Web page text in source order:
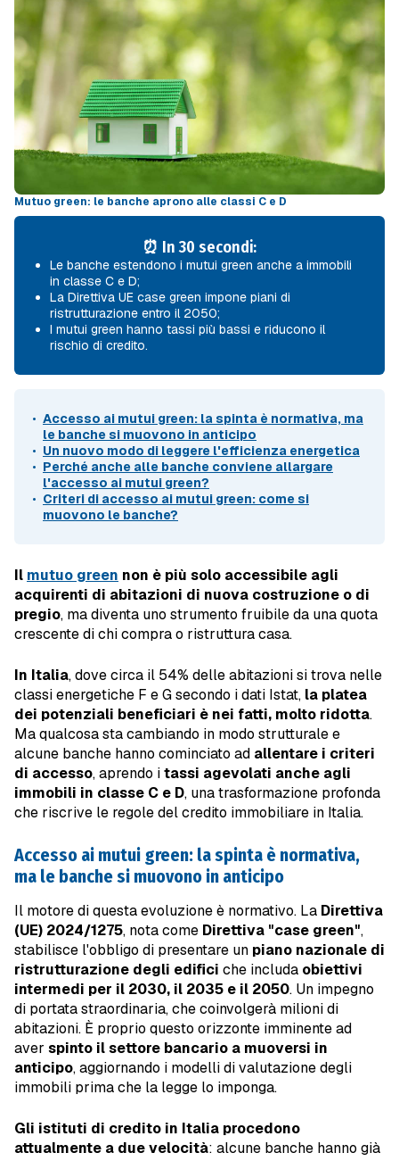
Mutuo green: le banche aprono alle classi C e D
⏰ In 30 secondi:
Le banche estendono i mutui green anche a immobili
in classe C e D;
La Direttiva UE case green impone piani di
ristrutturazione entro il 2050;
I mutui green hanno tassi più bassi e riducono il
rischio di credito.
Accesso ai mutui green: la spinta è normativa, ma
le banche si muovono in anticipo
Un nuovo modo di leggere l'efficienza energetica
Perché anche alle banche conviene allargare
l'accesso ai mutui green?
Criteri di accesso ai mutui green: come si
muovono le banche?
Il mutuo green non è più solo accessibile agli
acquirenti di abitazioni di nuova costruzione o di
pregio, ma diventa uno strumento fruibile da una quota
crescente di chi compra o ristruttura casa.
In Italia, dove circa il 54% delle abitazioni si trova nelle
classi energetiche F e G secondo i dati Istat, la platea
dei potenziali beneficiari è nei fatti, molto ridotta.
Ma qualcosa sta cambiando in modo strutturale e
alcune banche hanno cominciato ad allentare i criteri
di accesso, aprendo itassi agevolati anche agli
immobili in classe C e D, una trasformazione profonda
che riscrive le regole del credito immobiliare in Italia.
Accesso ai mutui green: la spinta è normativa,
ma le banche si muovono in anticipo
Il motore di questa evoluzione è normativo. La Direttiva
(UE) 2024/1275, nota come Direttiva "case green",
stabilisce l'obbligo di presentare un piano nazionale di
ristrutturazione degli edifici che includa obiettivi
intermedi per il 2030, il 2035 e il 2050. Un impegno
di portata straordinaria, che coinvolgerà milioni di
abitazioni. È proprio questo orizzonte imminente ad
aver spinto il settore bancario a muoversi in
anticipo, aggiornando i modelli di valutazione degli
immobili prima che la legge lo imponga.
Gli istituti di credito in Italia procedono
attualmente a due velocità: alcune banche hanno già